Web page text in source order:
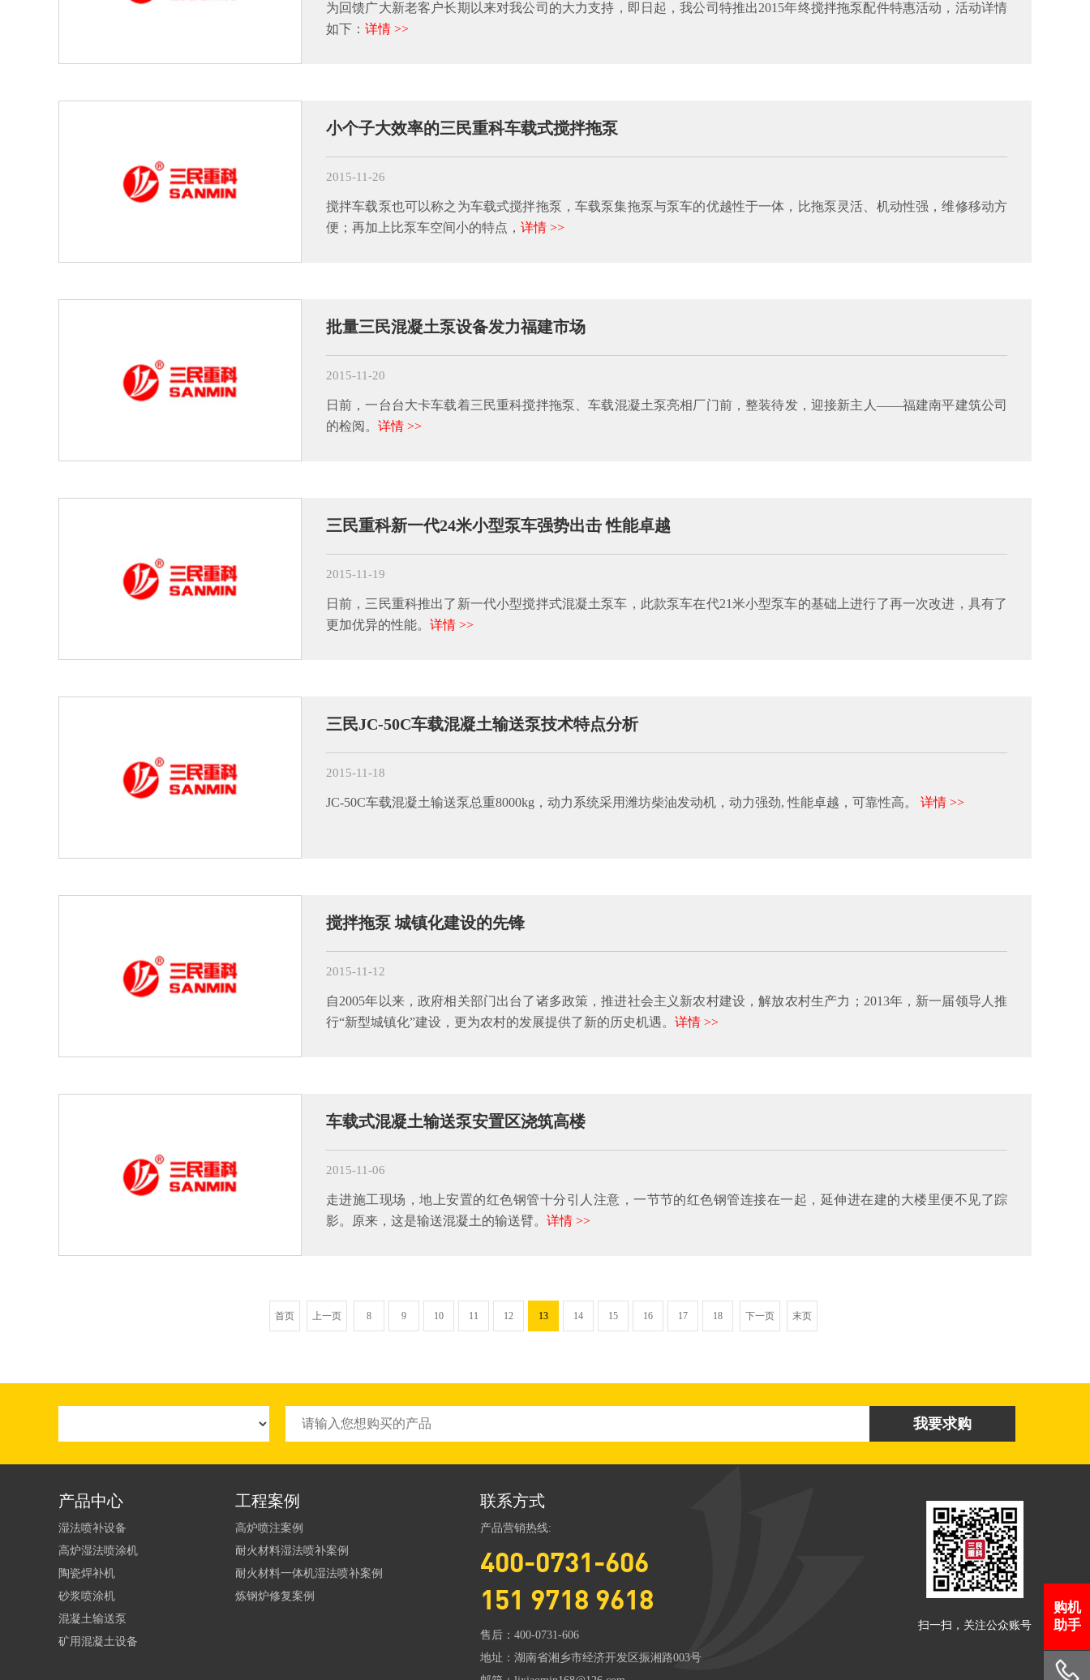
为回馈广大新老客户长期以来对我公司的大力支持，即日起，我公司特推出2015年终搅拌拖泵配件特惠活动，活动详情
如下： 详情 >>
小个子大效率的三民重科车载式搅拌拖泵
2015-11-26
搅拌车载泵也可以称之为车载式搅拌拖泵，车载泵集拖泵与泵车的优越性于一体，比拖泵灵活、机动性强，维修移动方
便；再加上比泵车空间小的特点， 详情 >>
批量三民混凝土泵设备发力福建市场
2015-11-20
日前，一台台大卡车载着三民重科搅拌拖泵、车载混凝土泵亮相厂门前，整装待发，迎接新主人——福建南平建筑公司
的检阅。 详情 >>
三民重科新一代24米小型泵车强势出击 性能卓越
2015-11-19
日前，三民重科推出了新一代小型搅拌式混凝土泵车，此款泵车在代21米小型泵车的基础上进行了再一次改进，具有了
更加优异的性能。 详情 >>
三民JC-50C车载混凝土输送泵技术特点分析
2015-11-18
JC-50C车载混凝土输送泵总重8000kg，动力系统采用潍坊柴油发动机，动力强劲, 性能卓越，可靠性高。 详情 >>
搅拌拖泵 城镇化建设的先锋
2015-11-12
自2005年以来，政府相关部门出台了诸多政策，推进社会主义新农村建设，解放农村生产力；2013年，新一届领导人推
行“新型城镇化”建设，更为农村的发展提供了新的历史机遇。 详情 >>
车载式混凝土输送泵安置区浇筑高楼
2015-11-06
走进施工现场，地上安置的红色钢管十分引人注意，一节节的红色钢管连接在一起，延伸进在建的大楼里便不见了踪
影。原来，这是输送混凝土的输送臂。 详情 >>
首页 上一页 8 9 10 11 12 13 14 15 16 17 18 下一页 末页
产品中心
湿法喷补设备
高炉湿法喷涂机
陶瓷焊补机
砂浆喷涂机
混凝土输送泵
矿用混凝土设备
工程案例
高炉喷注案例
耐火材料湿法喷补案例
耐火材料一体机湿法喷补案例
炼钢炉修复案例
联系方式
产品营销热线:
400-0731-606
151 9718 9618
售后：400-0731-606
地址：湖南省湘乡市经济开发区振湘路003号
扫一扫，关注公众账号
购机
助手